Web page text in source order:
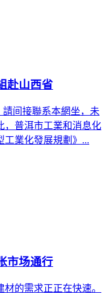
赴山西省
請间接聯系本網坐，未
，普洱市工業和消息化
工業化發展規劃》...
市场通行
的需求正正在快速。